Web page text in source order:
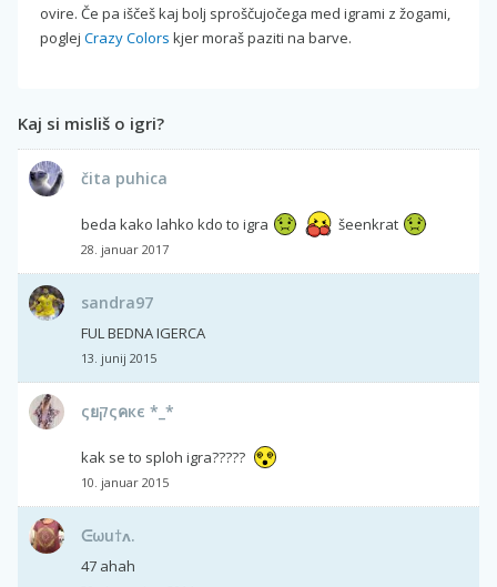
ovire. Če pa iščeš kaj bolj sproščujočega med igrami z žogami,
poglej Crazy Colors kjer moraš paziti na barve.
Kaj si misliš o igri?
čita puhica
beda kako lahko kdo to igra šeenkrat
28. januar 2017
sandra97
FUL BEDNA IGERCA
13. junij 2015
ςยקςคкє *_*
kak se to sploh igra?????
10. januar 2015
ᕮωu†ʌ.
47 ahah